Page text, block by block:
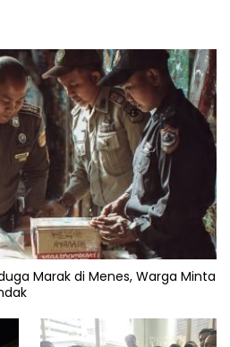
Marak di Menes, Warga Minta